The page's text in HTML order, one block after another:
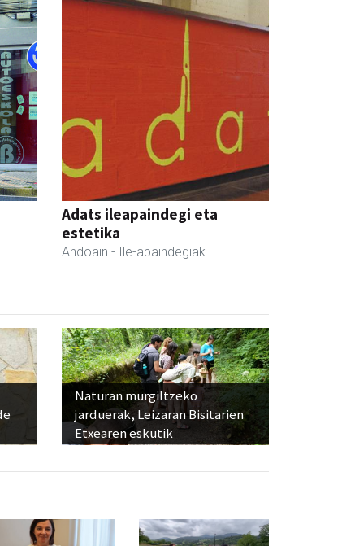
Adats ileapaindegi eta
estetika
Andoain - Ile-apaindegiak
Naturan murgiltzeko
jarduerak, Leizaran Bisitarien
Etxearen eskutik